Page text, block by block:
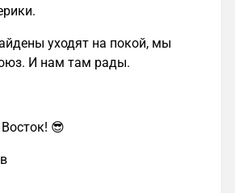
уходят на покой, мы
И нам там рады.
😎